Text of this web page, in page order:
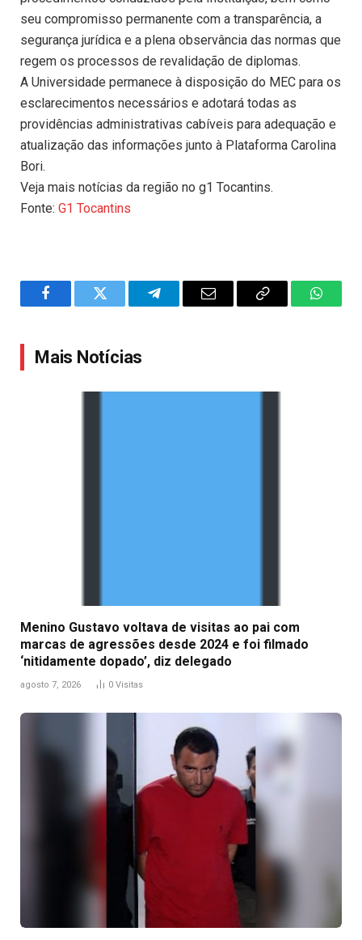
seu compromisso permanente com a transparência, a
segurança jurídica e a plena observância das normas que
regem os processos de revalidação de diplomas.
A Universidade permanece à disposição do MEC para os
esclarecimentos necessários e adotará todas as
providências administrativas cabíveis para adequação e
atualização das informações junto à Plataforma Carolina
Bori.
Veja mais notícias da região no g1 Tocantins.
Fonte: G1 Tocantins
FacebookTwitter TelegramEmail
Copy
Mais Notícias
Menino Gustavo voltava de visitas ao pai com
marcas de agressões desde 2024 e foi filmado
‘nitidamente dopado’, diz delegado
agosto 7, 2026 0 Visitas